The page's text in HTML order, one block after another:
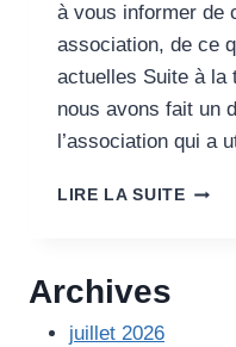
à vous informer de
association, de ce
actuelles Suite à la
nous avons fait un
l’association qui a
LIRE LA SUITE
Archives
juillet 2026